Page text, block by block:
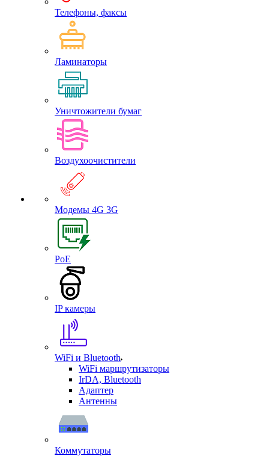
Телефоны, факсы
Ламинаторы
Уничтожители бумаг
Воздухоочистители
Модемы 4G 3G
PoE
IP камеры
WiFi и Bluetooth
WiFi маршрутизаторы
IrDA, Bluetooth
Адаптер
Антенны
Коммутаторы